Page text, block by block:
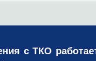
с ТКО